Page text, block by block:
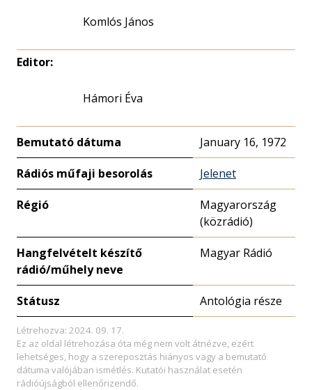
Komlós János
Editor:
Hámori Éva
Bemutató dátuma January 16, 1972
Rádiós műfaji besorolás Jelenet
Régió
Magyarország
(közrádió)
Hangfelvételt készítő
rádió/műhely neve
Magyar Rádió
Státusz Antológia része
Létrehozva: 2024. 09. 17.
Ez az oldal létrehozása óta még nem volt átnézve, ezért
lehetséges, hogy a szereposztás hiányos vagy a bemutató
dátuma valójában ismétlés. Kutatói használat esetén
rádióújságból ellenőrizendő.